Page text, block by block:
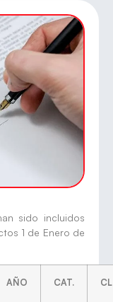
sido incluidos
1 de Enero de
AÑO CAT.